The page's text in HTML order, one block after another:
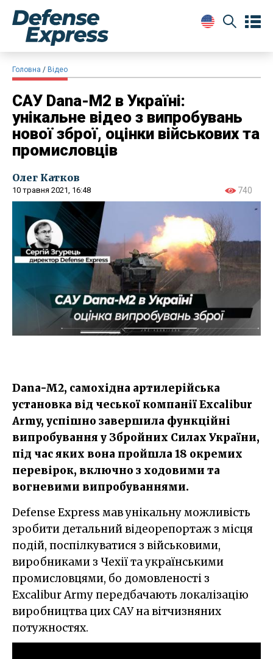
Головна Відео
САУ Dana-M2 в Україні:
унікальне відео з випробувань
нової зброї, оцінки військових та
промисловців
Олег Катков
10 травня 2021, 16:48 740
Dana-M2, самохідна артилерійська
установка від чеської компанії Excalibur
Army, успішно завершила функційні
випробування у Збройних Силах України,
під час яких вона пройшла 18 окремих
перевірок, включно з ходовими та
вогневими випробуваннями.
Defense Express мав унікальну можливість
зробити детальний відеорепортаж з місця
подій, поспілкуватися з військовими,
виробниками з Чехії та українськими
промисловцями, бо домовленості з
Excalibur Army передбачають локалізацію
виробництва цих САУ на вітчизняних
потужностях.